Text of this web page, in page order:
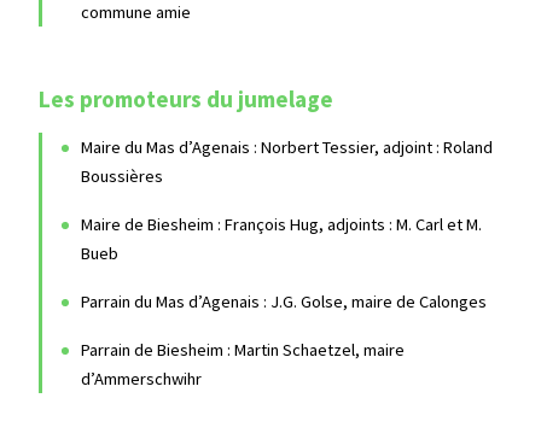
commune amie
Les promoteurs du jumelage
Maire du Mas d’Agenais : Norbert Tessier, adjoint : Roland
Boussières
Maire de Biesheim : François Hug, adjoints : M. Carl et M.
Bueb
Parrain du Mas d’Agenais : J.G. Golse, maire de Calonges
Parrain de Biesheim : Martin Schaetzel, maire
d’Ammerschwihr